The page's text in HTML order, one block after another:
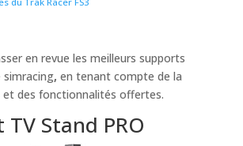
en revue les meilleurs supports
simracing, en tenant compte de la
et des fonctionnalités offertes.
TV Stand PRO